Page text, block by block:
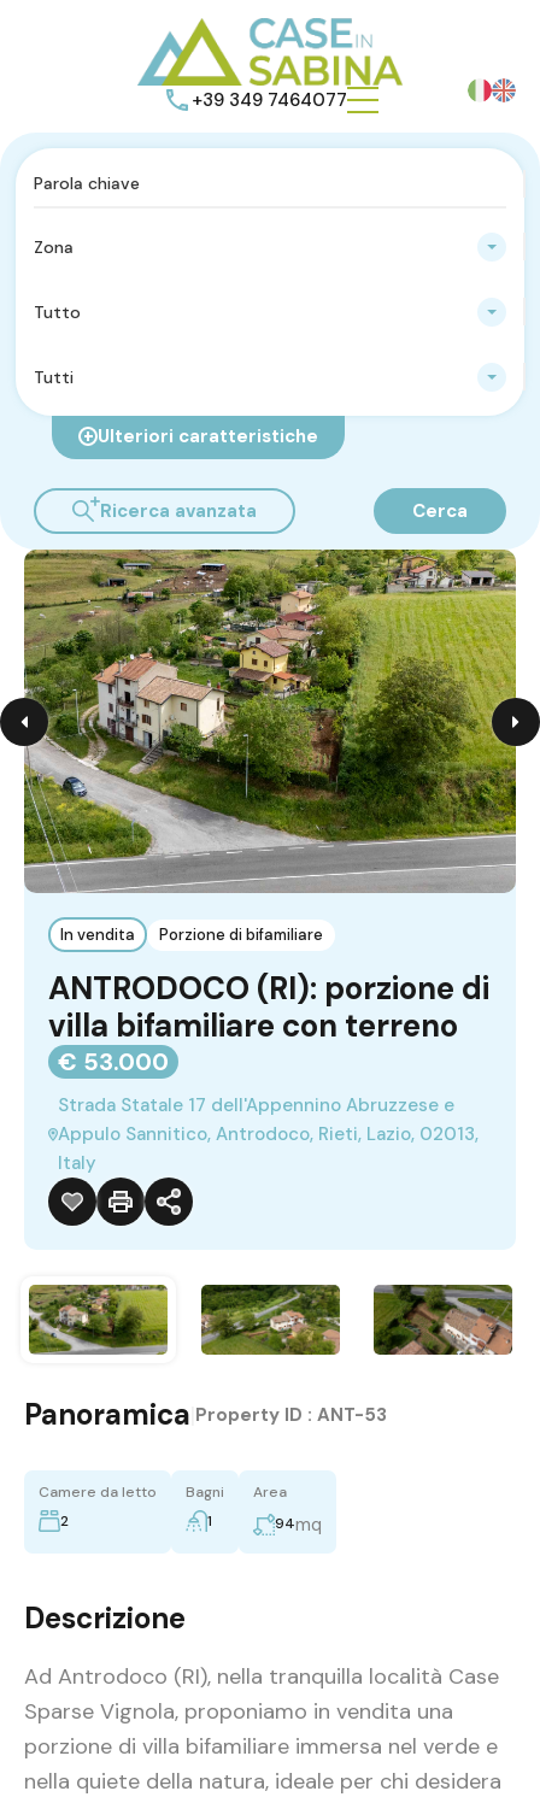
+39 349 7464077
Zona
Tutto
Tutti
Ulteriori caratteristiche
Ricerca avanzata Cerca
In vendita Porzione di bifamiliare
ANTRODOCO (RI): porzione di
villa bifamiliare con terreno
€ 53.000
Strada Statale 17 dell'Appennino Abruzzese e
Appulo Sannitico, Antrodoco, Rieti, Lazio, 02013,
Italy
Panoramica Property ID : ANT-53
Camere da letto
2
Bagni
1
Area
94mq
Descrizione
Ad Antrodoco (RI), nella tranquilla località Case
Sparse Vignola, proponiamo in vendita una
porzione di villa bifamiliare immersa nel verde e
nella quiete della natura, ideale per chi desidera